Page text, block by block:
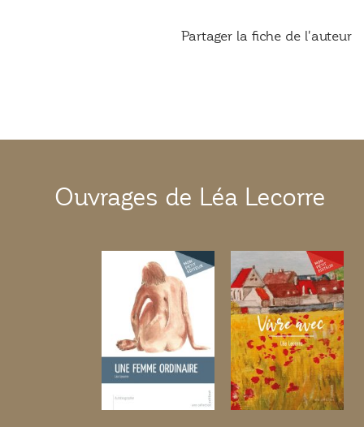
Partager la fiche de l'auteur
Ouvrages de Léa Lecorre